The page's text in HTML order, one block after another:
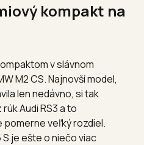
kompakt na
v slávnom
M2 CS. Najnovší model,
len nedávno, si tak
Audi RS3 a to
pomerne veľký rozdiel.
je ešte o niečo viac